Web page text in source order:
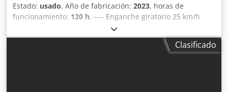
Estado: usado, Año de fabricación: 2023, horas de
funcionamiento: 120 h, ---- Enganche giratorio 25 km/h
Asiento de tela con suspensión neumática Crodpfxezkzwpo
Afpsf Bloqueo hidráulico – Sistema «Quick-TACH» Aire
acondicionado Sistema hidráulico auxiliar Ventilador de
Clasificado